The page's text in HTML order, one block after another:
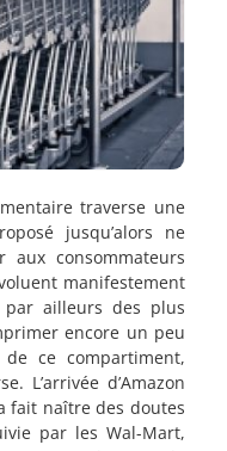
traverse une
jusqu’alors ne
consommateurs
manifestement
ailleurs des plus
encore un peu
ce compartiment,
L’arrivée d’Amazon
fait naître des doutes
par les Wal-Mart,